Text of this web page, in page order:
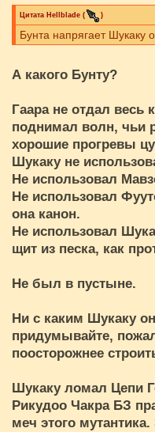
Цитата Hellblade ( )
Бунта напрягает Шукаку
А какого Бунту?
Гаара не отдал весь
поднимал волн, чьи
хорошие прогревы
Шукаку не
Не использовал
Не использовал
она канон.
Не использовал
щит из песка, как
Не был в пустыне.
Ни с каким Шукаку
придумывайте,
поосторожнее
Шукаку ломал Цепи
Рикудоо Чакра БЗ
меч этого